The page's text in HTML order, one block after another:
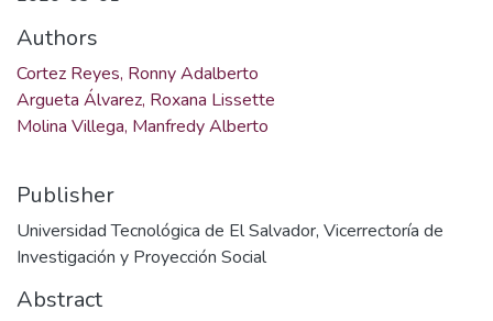
Authors
Cortez Reyes, Ronny Adalberto
Argueta Álvarez, Roxana Lissette
Molina Villega, Manfredy Alberto
Publisher
Universidad Tecnológica de El Salvador, Vicerrectoría de
Investigación y Proyección Social
Abstract